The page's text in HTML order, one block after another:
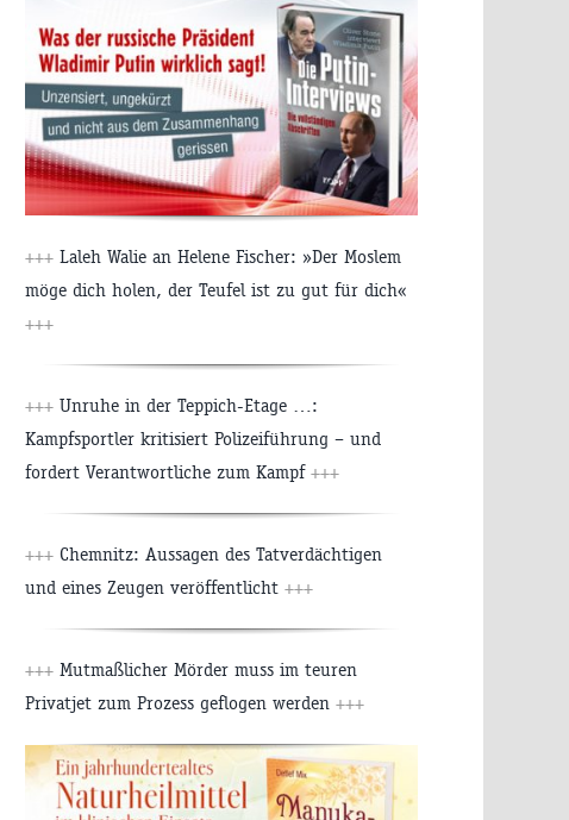
+++ Laleh Walie an Helene Fischer: »Der Moslem
möge dich holen, der Teufel ist zu gut für dich«
+++
+++ Unruhe in der Teppich-Etage …:
Kampfsportler kritisiert Polizeiführung – und
fordert Verantwortliche zum Kampf +++
+++ Chemnitz: Aussagen des Tatverdächtigen
und eines Zeugen veröffentlicht +++
+++ Mutmaßlicher Mörder muss im teuren
Privatjet zum Prozess geflogen werden +++